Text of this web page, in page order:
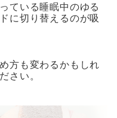
ている睡眠中のゆる
に切り替えるのが吸
方も変わるかもしれ
さい。